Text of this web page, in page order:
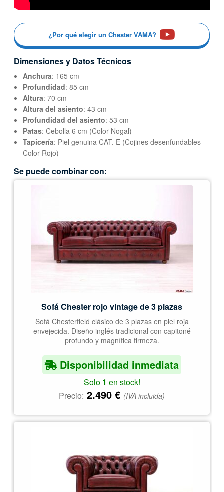
¿Por qué elegir un Chester VAMA?
Dimensiones y Datos Técnicos
Anchura: 165 cm
Profundidad: 85 cm
Altura: 70 cm
Altura del asiento: 43 cm
Profundidad del asiento: 53 cm
Patas: Cebolla 6 cm (Color Nogal)
Tapicería: Piel genuina CAT. E (Cojines desenfundables –
Color Rojo)
Se puede combinar con:
Sofá Chester rojo vintage de 3 plazas
Sofá Chesterfield clásico de 3 plazas en piel roja
envejecida. Diseño inglés tradicional con capitoné
profundo y magnífica firmeza.
Disponibilidad inmediata
Solo 1 en stock!
Precio: 2.490 € (IVA incluida)